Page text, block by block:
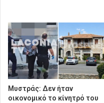
Μυστράς: Δεν ήταν
οικονομικό το κίνητρό του